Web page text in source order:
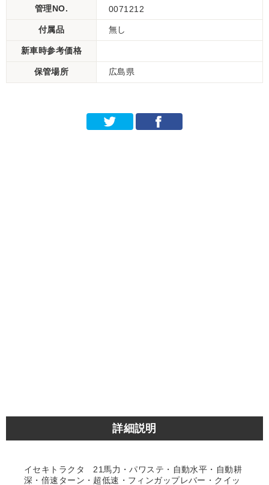
管理NO. 0071212
付属品 無し
新車時参考価格
保管場所 広島県
詳細説明
イセキトラクタ 21馬力・パワステ・自動水平・自動耕
深・倍速ターン・超低速・フィンガップレバー・クイッ